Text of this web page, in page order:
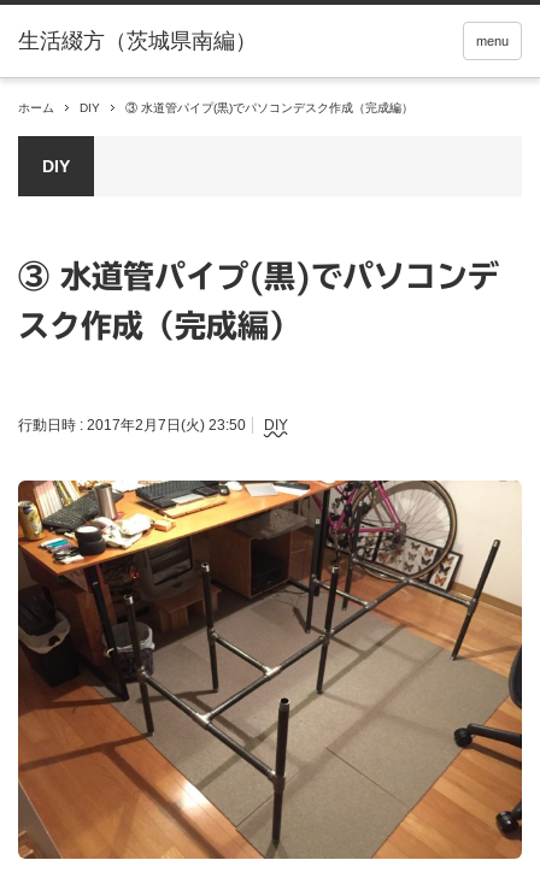
menu
ホーム DIY ③ 水道管パイプ(黒)でパソコンデスク作成（完成編）
DIY
③ 水道管パイプ(黒)でパソコンデ
スク作成（完成編）
行動日時 : 2017年2月7日(火) 23:50 DIY